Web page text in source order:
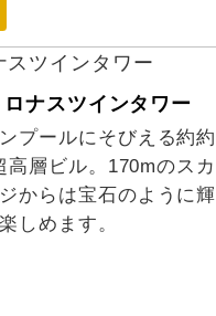
ナスツインタワー
プールにそびえる約約
高層ビル。170mのスカ
からは宝石のように輝
しめます。